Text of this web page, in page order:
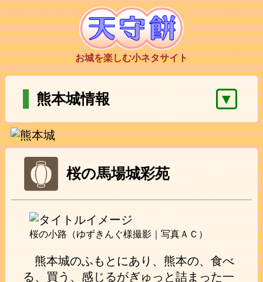
お城を楽しむ小ネタサイト
熊本城情報 ▼
桜の馬場城彩苑
桜の小路（ゆずきんぐ様撮影｜写真ＡＣ）
熊本城のふもとにあり、熊本の、食べ
る、買う、感じるがぎゅっと詰まった一